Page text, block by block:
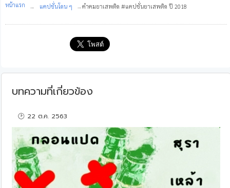
หน้าแรก แคปชั่นโดน ๆ คำคมยาเสพติด #แคปชั่นยาเสพติด ปี 2018
บทความที่เกี่ยวข้อง
🕑 22 ต.ค. 2563